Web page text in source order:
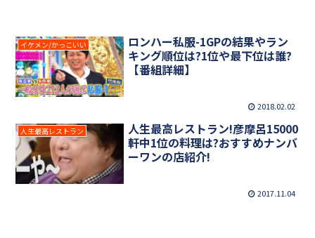
イケメン/かっこいい
ロンハー私服-1GPの結果やラン
キング順位は?1位や最下位は誰?
【番組詳細】
2018.02.02
人生最高レストラン
人生最高レストラン!彦摩呂15000
軒中1位の料理は?おすすめナンバ
ーワンの店紹介!
2017.11.04